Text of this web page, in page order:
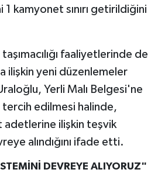
kamyonet sınırı getirildiğini
faaliyetlerinde de
ilişkin yeni düzenlemeler
Yerli Malı Belgesi'ne
edilmesi halinde,
adetlerine ilişkin teşvik
alındığını ifade etti.
DEVREYE ALIYORUZ"